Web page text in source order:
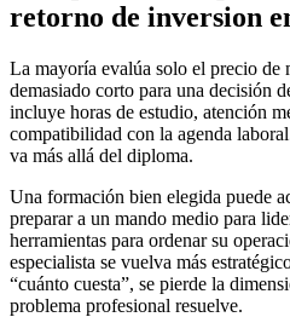
retorno de inversion
La mayoría evalúa solo el precio de
demasiado corto para una decisión
incluye horas de estudio, atención
compatibilidad con la agenda
va más allá del diploma.
Una formación bien elegida puede
preparar a un mando medio para
herramientas para ordenar su
especialista se vuelva más
“cuánto cuesta”, se pierde la
problema profesional resuelve.